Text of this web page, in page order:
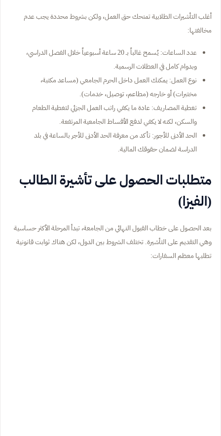
أغلب التأشيرات الطلابية تمنحك حق العمل، ولكن بشروط محددة يجب عدم
مخالفتها:
عدد الساعات: يُسمح غالباً بـ 20 ساعة أسبوعياً خلال الفصل الدراسي،
وبدوام كامل في العطلات الرسمية.
نوع العمل: يمكنك العمل داخل الحرم الجامعي (مساعد مكتبة،
مختبرات) أو خارجه (مطاعم، توصيل، خدمات).
تغطية المصاريف: عادة ما يكفي راتب العمل الجزئي لتغطية الطعام
والسكن، لكنه لا يكفي لدفع الأقساط الجامعية المرتفعة.
الحد الأدنى للأجور: تأكد من معرفة الحد الأدنى للأجر بالساعة في بلد
الدراسة لضمان حقوقك المالية.
متطلبات الحصول على تأشيرة الطالب
(الفيزا)
بعد الحصول على خطاب القبول النهائي من الجامعة، تبدأ المرحلة الأكثر حساسية
وهي التقديم على التأشيرة. تختلف الشروط بين الدول، لكن هناك ثوابت قانونية
تطلبها معظم السفارات: